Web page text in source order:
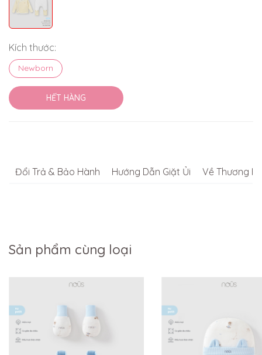
Kích thước:
Newborn
HẾT HÀNG
Đổi Trả & Bảo Hành Hướng Dẫn Giặt Ủi Về Thương
Sản phẩm cùng loại